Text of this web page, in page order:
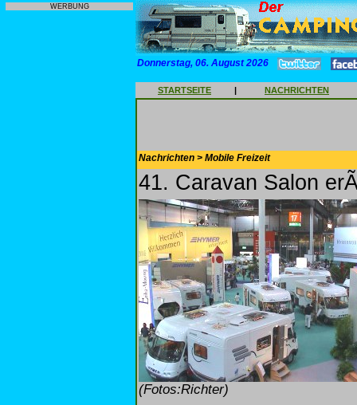
WERBUNG
Donnerstag, 06. August 2026
STARTSEITE | NACHRICHTEN
Nachrichten > Mobile Freizeit
41. Caravan Salon
(Fotos:Richter)